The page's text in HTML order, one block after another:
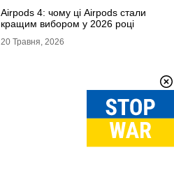
Airpods 4: чому ці Airpods стали
кращим вибором у 2026 році
20 Травня, 2026